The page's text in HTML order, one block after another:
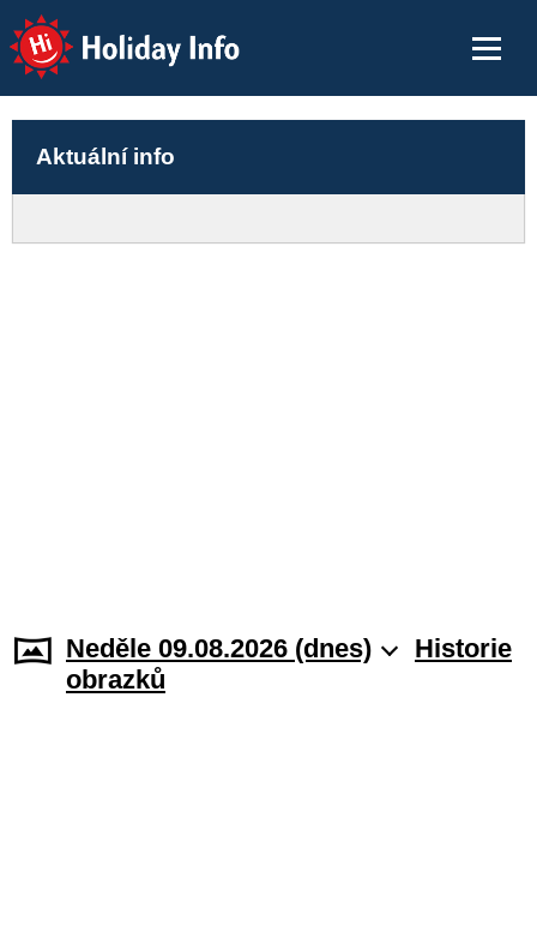
Holiday Info
Aktuální info
Neděle 09.08.2026 (dnes)
Historie
obrazků